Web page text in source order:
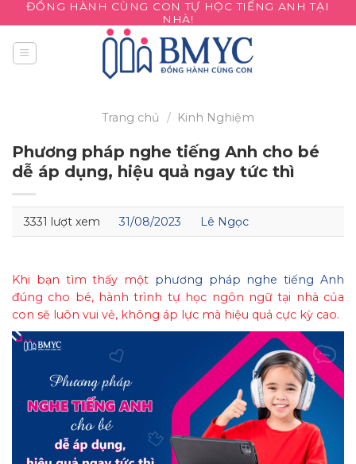
to
content
ĐỒNG HÀNH CÙNG CON TỰ HỌC TIẾNG ANH TẠI
NHÀ!
Trang chủ / Kinh Nghiệm
Phương pháp nghe tiếng Anh cho bé
dễ áp dụng, hiệu quả ngay tức thì
3331 lượt xem 31/08/2023 Lê Ngọc
Khi bạn tìm thấy một phương pháp nghe tiếng Anh
đúng cho bé, hành trình tự học ngôn ngữ tại nhà của
con sẽ luôn vui vẻ, không áp lực mà hiệu quả cực kỳ cao.